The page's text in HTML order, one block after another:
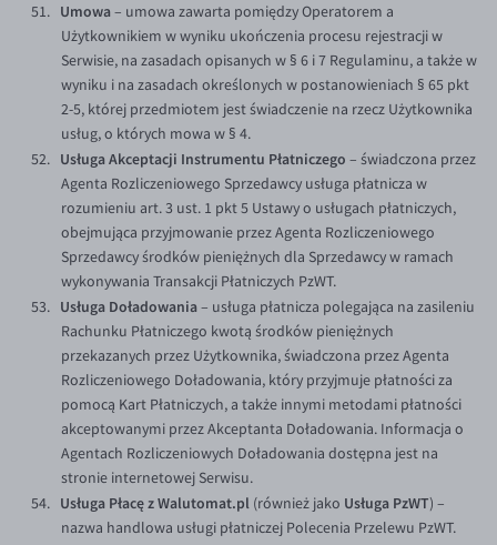
Umowa– umowa zawarta pomiędzy Operatorem a
Użytkownikiem w wyniku ukończenia procesu rejestracji w
Serwisie, na zasadach opisanych w § 6 i 7 Regulaminu, a także w
wyniku i na zasadach określonych w postanowieniach § 65 pkt
2-5, której przedmiotem jest świadczenie na rzecz Użytkownika
usług, o których mowa w § 4.
Usługa Akceptacji Instrumentu Płatniczego – świadczona przez
Agenta Rozliczeniowego Sprzedawcy usługa płatnicza w
rozumieniu art. 3 ust. 1 pkt 5 Ustawy o usługach płatniczych,
obejmująca przyjmowanie przez Agenta Rozliczeniowego
Sprzedawcy środków pieniężnych dla Sprzedawcy w ramach
wykonywania Transakcji Płatniczych PzWT.
Usługa Doładowania– usługa płatnicza polegająca na zasileniu
Rachunku Płatniczego kwotą środków pieniężnych
przekazanych przez Użytkownika, świadczona przez Agenta
Rozliczeniowego Doładowania, który przyjmuje płatności za
pomocą Kart Płatniczych, a także innymi metodami płatności
akceptowanymi przez Akceptanta Doładowania. Informacja o
Agentach Rozliczeniowych Doładowania dostępna jest na
stronie internetowej Serwisu.
Usługa Płacę z Walutomat.pl (również jako Usługa PzWT) –
nazwa handlowa usługi płatniczej Polecenia Przelewu PzWT.